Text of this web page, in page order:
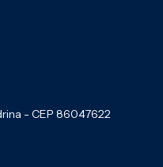
- CEP 86047622